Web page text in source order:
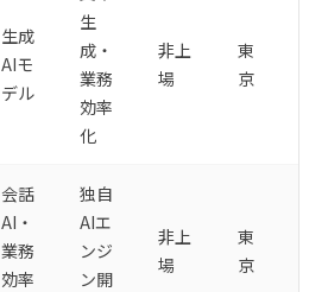
生成
AIモ
デル
生
成・
業務
効率
化
非上
場
東
京
会話
AI・
業務
効率
独自
AIエ
ンジ
ン開
非上
場
東
京